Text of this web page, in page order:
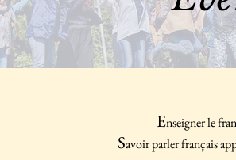
Enseigner le
Savoir parler français